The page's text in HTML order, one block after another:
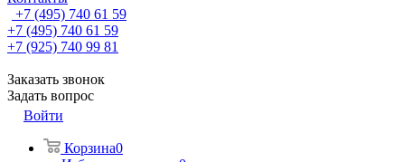
+7 (495) 740 61 59
+7 (495) 740 61 59
+7 (925) 740 99 81
Заказать звонок
Задать вопрос
Войти
Корзина0